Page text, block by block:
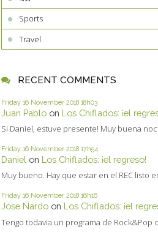
Sports
Travel
RECENT COMMENTS
Friday 16 November 2018 18h03
Juan Pablo on Los Chiflados: ¡el
Si Daniel, estuve presente! Muy buena
Friday 16 November 2018 17h54
Daniel on Los Chiflados: ¡el regreso!
Muy bueno. Hay que estar en el REC listo
Friday 16 November 2018 16h16
Jóse Nardo on Los Chiflados: ¡el
Tengo todavia un programa de Rock&Pop